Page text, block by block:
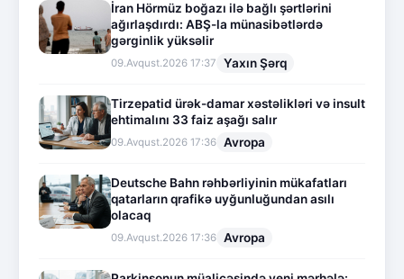
İran Hörmüz boğazı ilə bağlı şərtlərini
ağırlaşdırdı: ABŞ-la münasibətlərdə
gərginlik yüksəlir
09.Avqust.2026 17:37 Yaxın Şərq
Tirzepatid ürək-damar xəstəlikləri və insult
ehtimalını 33 faiz aşağı salır
09.Avqust.2026 17:36 Avropa
Deutsche Bahn rəhbərliyinin mükafatları
qatarların qrafikə uyğunluğundan asılı
olacaq
09.Avqust.2026 17:36 Avropa